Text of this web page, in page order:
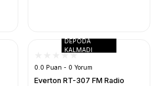
DEPODA
KALMADI
0.0 Puan - 0 Yorum
Everton RT-307 FM Radio